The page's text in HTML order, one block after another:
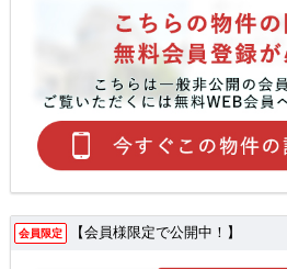
会員限定 【会員様限定で公開中！】